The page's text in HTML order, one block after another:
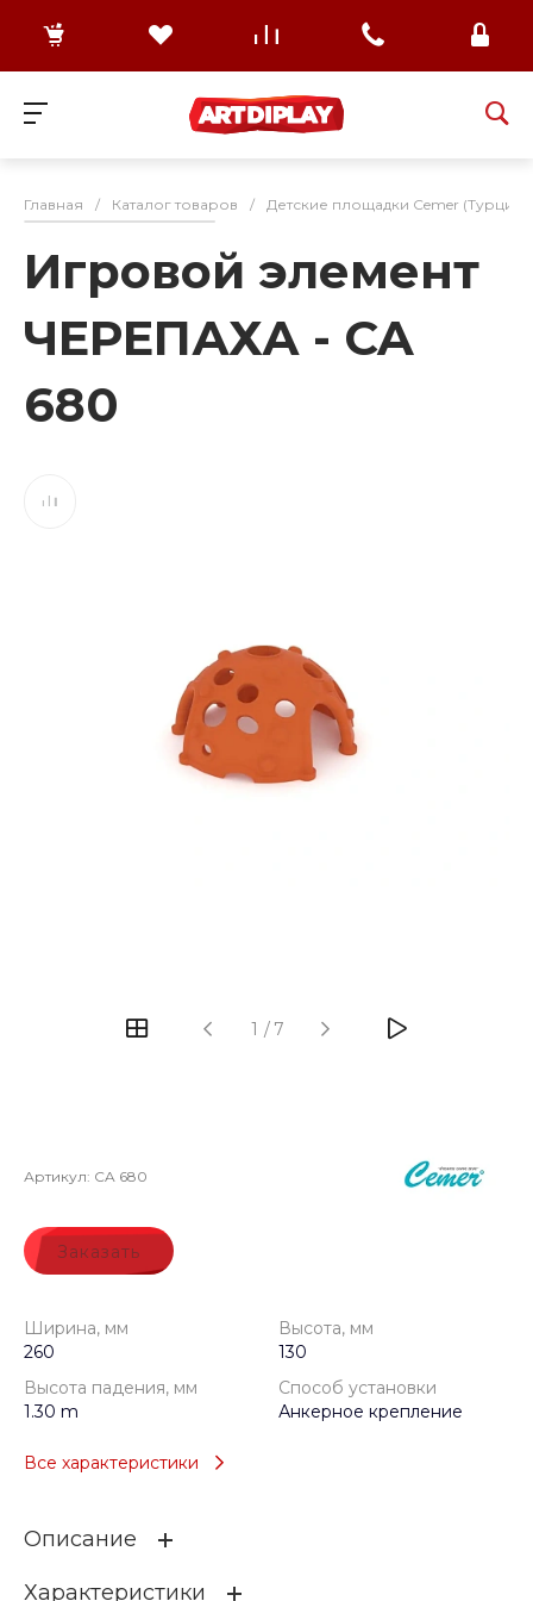
Главная / Каталог товаров / Детские площадки Cemer (Турция)
Игровой элемент
ЧЕРЕПАХА - CA
680
1 / 7
Артикул: CA 680
Заказать
Ширина, мм
260
Высота, мм
130
Высота падения, мм
1.30 m
Способ установки
Анкерное крепление
Все характеристики
Описание
Восхождение на черепаху - один из аксессуаров,
Характеристики